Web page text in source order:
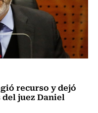
recurso y dejó
juez Daniel